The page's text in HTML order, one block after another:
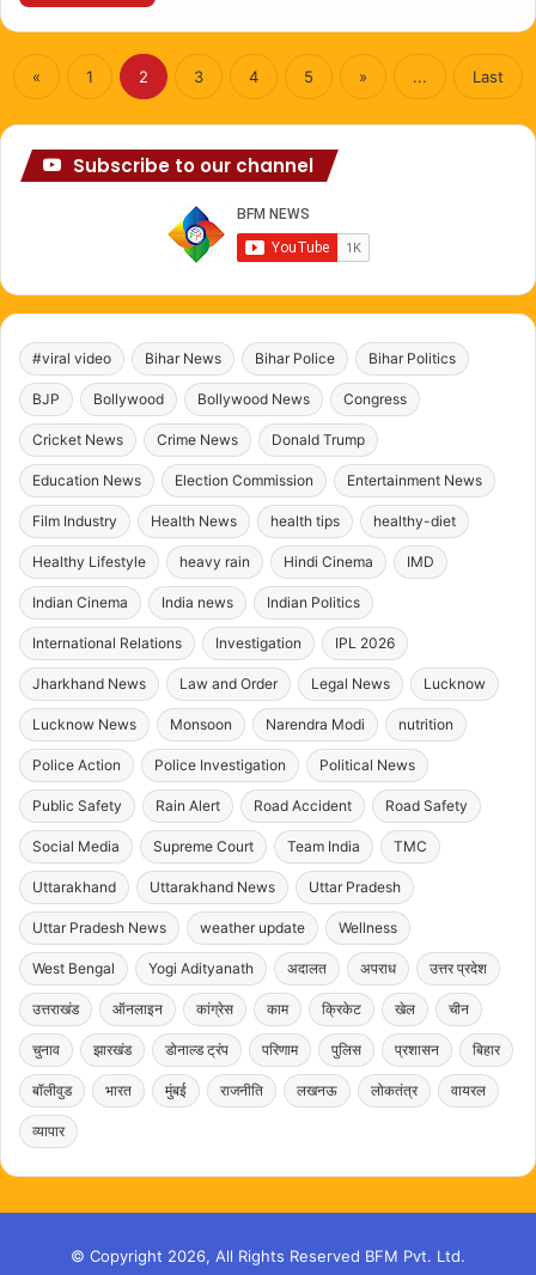
« 1 2 3 4 5 » ... Last
Subscribe to our channel
#viral video Bihar News Bihar Police Bihar Politics
BJP Bollywood Bollywood News Congress
Cricket News Crime News Donald Trump
Education News Election Commission Entertainment News
Film Industry Health News health tips healthy-diet
Healthy Lifestyle heavy rain Hindi Cinema IMD
Indian Cinema India news Indian Politics
International Relations Investigation IPL 2026
Jharkhand News Law and Order Legal News Lucknow
Lucknow News Monsoon Narendra Modi nutrition
Police Action Police Investigation Political News
Public Safety Rain Alert Road Accident Road Safety
Social Media Supreme Court Team India TMC
Uttarakhand Uttarakhand News Uttar Pradesh
Uttar Pradesh News weather update Wellness
West Bengal Yogi Adityanath अदालत अपराध उत्तर प्रदेश
उत्तराखंड ऑनलाइन कांग्रेस काम क्रिकेट खेल चीन
चुनाव झारखंड डोनाल्ड ट्रंप परिणाम पुलिस प्रशासन बिहार
बॉलीवुड भारत मुंबई राजनीति लखनऊ लोकतंत्र वायरल
व्यापार
© Copyright 2026, All Rights Reserved BFM Pvt. Ltd.